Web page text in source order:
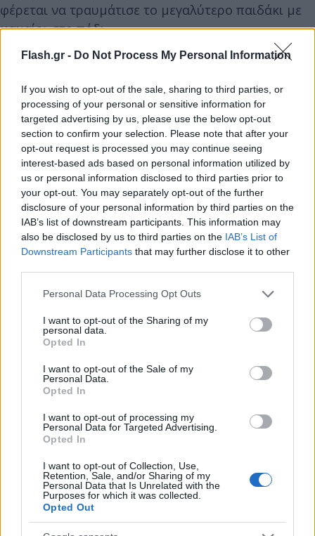
Flash.gr - Do Not Process My Personal Information
If you wish to opt-out of the sale, sharing to third parties, or
processing of your personal or sensitive information for
targeted advertising by us, please use the below opt-out
section to confirm your selection. Please note that after your
opt-out request is processed you may continue seeing
interest-based ads based on personal information utilized by
us or personal information disclosed to third parties prior to
your opt-out. You may separately opt-out of the further
disclosure of your personal information by third parties on the
IAB’s list of downstream participants. This information may
also be disclosed by us to third parties on the IAB’s List of
Downstream Participants that may further disclose it to other
Please note that this website/app uses one or more Google
not limited to your visit or usage behaviour. You may click to
grant or deny consent to Google and its third-party tags to
use your data for below specified purposes in below Google
consent section.
Personal Data Processing Opt Outs
I want to opt-out of the Sharing of my
personal data.
Opted In
I want to opt-out of the Sale of my
Personal Data.
Opted In
I want to opt-out of processing my
Personal Data for Targeted Advertising.
Opted In
I want to opt-out of Collection, Use,
Retention, Sale, and/or Sharing of my
Personal Data that Is Unrelated with the
Purposes for which it was collected.
Opted Out
φέρεται να τραυμάτισε το μεγαλύτερο παιδάκι με
μαχαίρι στο πόδι.
μήνες και κακοποιούνταν μπροστά στην ίδια τους
τη μητέρα.